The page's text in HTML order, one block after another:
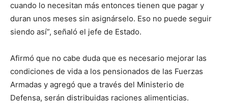
cuando lo necesitan más entonces tienen que pagar y
duran unos meses sin asignárselo. Eso no puede seguir
siendo así”, señaló el jefe de Estado.
Afirmó que no cabe duda que es necesario mejorar las
condiciones de vida a los pensionados de las Fuerzas
Armadas y agregó que a través del Ministerio de
Defensa, serán distribuidas raciones alimenticias.